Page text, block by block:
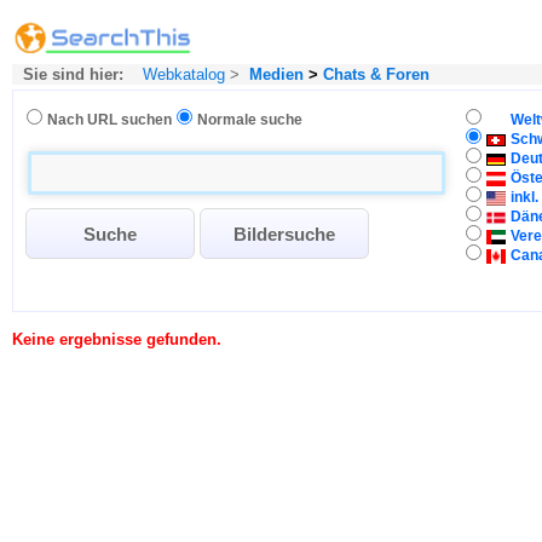
Sie sind hier: Webkatalog > Medien > Chats & Foren
Nach URL suchen Normale suche
inkl.
Keine ergebnisse gefunden.